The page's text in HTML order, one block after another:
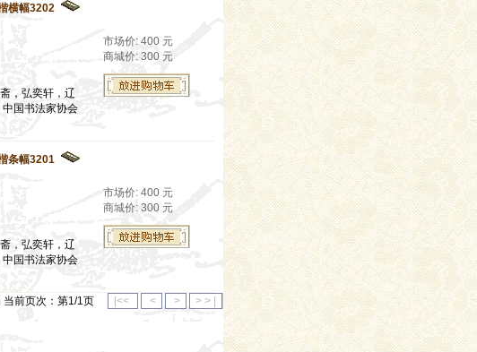
横幅3202
，弘奕轩，辽
国书法家协会
市场价: 400 元
商城价: 300 元
条幅3201
，弘奕轩，辽
国书法家协会
市场价: 400 元
商城价: 300 元
当前页次：第1/1页